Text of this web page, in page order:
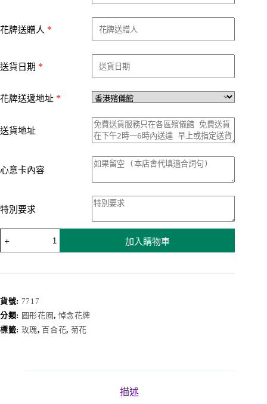
花牌送贈人 *
送貨日期 *
花牌送遞地址 *
送貨地址
心意卡內容
特別要求
加入購物車
貨號: 7717
分類: 圓形花圈, 悼念花牌
標籤: 玫瑰,百合花, 菊花
描述